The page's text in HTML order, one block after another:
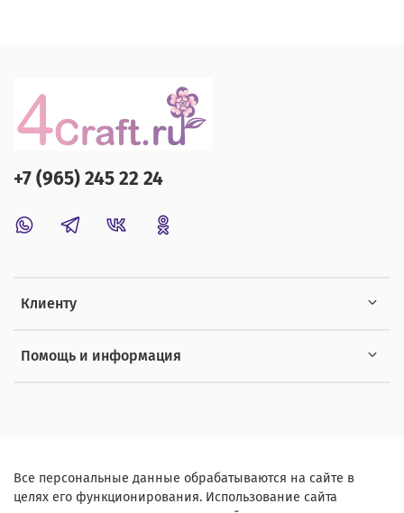
Клиенту
Помощь и информация
+7 (965) 245 22 24
Все персональные данные обрабатываются на сайте в
целях его функционирования. Использование сайта